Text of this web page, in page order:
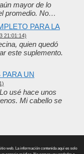
mayor de lo
promedio. No…
PARA LA
21:01:14)
quien quedó
este suplemento.
UN
usé hace unos
Mi cabello se
web. La información contenida aquí es solo